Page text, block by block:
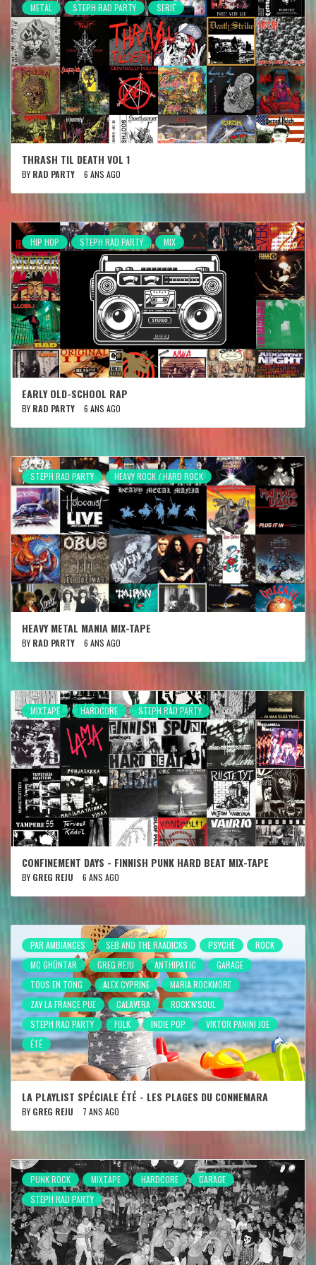
METAL STEPH RAD PARTY SERIE
THRASH TIL DEATH VOL 1
BY RAD PARTY 6 ANS AGO
HIP HOP STEPH RAD PARTY MIX
EARLY OLD-SCHOOL RAP
BY RAD PARTY 6 ANS AGO
STEPH RAD PARTY HEAVY ROCK / HARD ROCK
HEAVY METAL MANIA MIX-TAPE
BY RAD PARTY 6 ANS AGO
MIXTAPE HARDCORE STEPH RAD PARTY
CONFINEMENT DAYS - FINNISH PUNK HARD BEAT MIX-TAPE
BY GREG REJU 6 ANS AGO
PAR AMBIANCES SEB AND THE RAADICKS PSYCHÉ
ROCK
MC GHÜNTAR
GREG REJU ANTHIPATIC
GARAGE
TOUS EN TONG
ALEX CYPRINE
MARIA ROCKMORE
ZAY LA FRANCE PUE
CALAVERA
ROCK'N'SOUL
STEPH RAD PARTY
FOLK INDIE POP
VIKTOR PANINI JOE
ÉTÉ
LA PLAYLIST SPÉCIALE ÉTÉ - LES PLAGES DU CONNEMARA
BY GREG REJU 7 ANS AGO
PUNK ROCK MIXTAPE HARDCORE
GARAGE
STEPH RAD PARTY